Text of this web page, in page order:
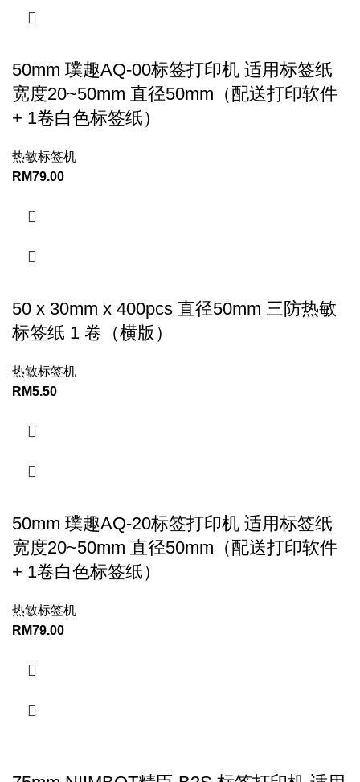
50mm 璞趣AQ-00标签打印机 适用标签纸
宽度20~50mm 直径50mm（配送打印软件
+ 1卷白色标签纸）
热敏标签机
RM79.00
50 x 30mm x 400pcs 直径50mm 三防热敏
标签纸 1 卷（横版）
热敏标签机
RM5.50
50mm 璞趣AQ-20标签打印机 适用标签纸
宽度20~50mm 直径50mm（配送打印软件
+ 1卷白色标签纸）
热敏标签机
RM79.00